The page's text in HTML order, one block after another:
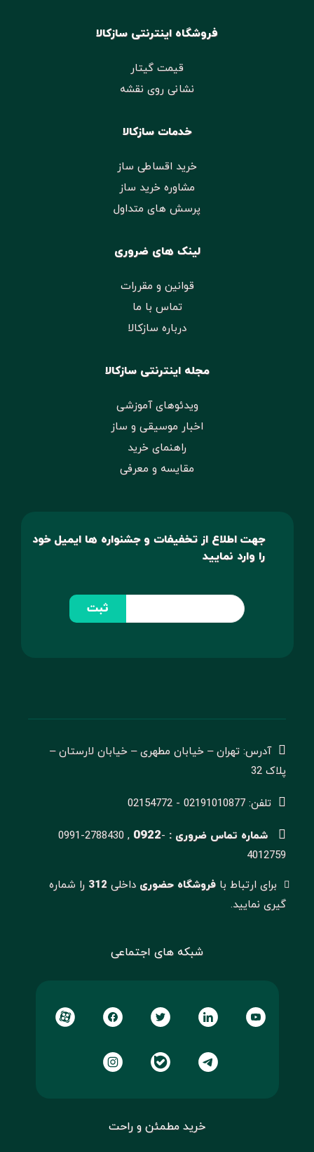
فروشگاه اینترنتی سازکالا
قیمت گیتار
نشانی روی نقشه
خدمات سازکالا
خرید اقساطی ساز
مشاوره خرید ساز
پرسش های متداول
لینک های ضروری
قوانین و مقررات
تماس با ما
درباره سازکالا
مجله اینترنتی سازکالا
ویدئوهای آموزشی
اخبار موسیقی و ساز
راهنمای خرید
مقایسه و معرفی
جهت اطلاع از تخفیفات و جشنواره ها ایمیل خود
را وارد نمایید
ثبت
آدرس: تهران – خیابان مطهری – خیابان لارستان –
پلاک 32
تلفن: 02191010877 - 02154772
شماره تماس ضروری : 0991-2788430 , 0922-
4012759
برای ارتباط با فروشگاه حضوریداخلی 312 را شماره
گیری نمایید.
شبکه های اجتماعی
خرید مطمئن و راحت